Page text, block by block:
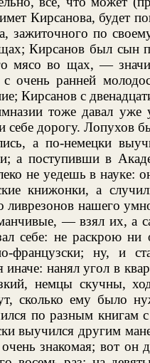
Кирсанова, будет
зажиточного по
Кирсанов был сын
мясо во щах, —
очень ранней
Кирсанов с
тоже давал
себе дорогу. Лопухов
а по-немецки
а поступивши в
не уедешь в науке:
книжонки, а
ливрезонов нашего
— взял их, а
себе: не раскрою ни
французски; ну, и
иначе: нанял угол в
немцы скучны,
сколько ему было
по разным книгам
выучился другим
знакомая; вот он